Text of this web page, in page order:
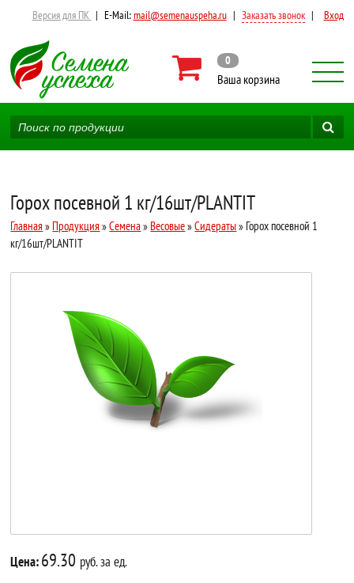
Версия для ПК | E-Mail:mail@semenauspeha.ru | Заказать звонок | Вход
0
Ваша корзина
Горох посевной 1 кг/16шт/PLANTIT
Главная » Продукция »Семена» Весовые»Сидераты» Горох посевной 1
кг/16шт/PLANTIT
Цена:69.30 руб. за ед.